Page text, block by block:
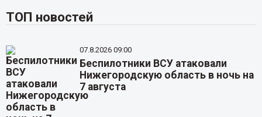
ТОП новостей
07.8.2026 09:00
Беспилотники ВСУ атаковали
Нижегородскую область в ночь на
7 августа